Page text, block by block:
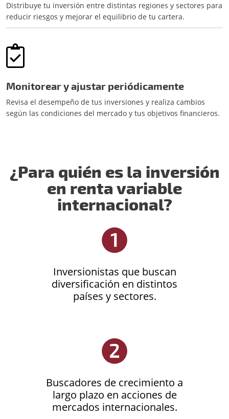
Distribuye tu inversión entre distintas regiones y sectores para
reducir riesgos y mejorar el equilibrio de tu cartera.
Monitorear y ajustar periódicamente
Revisa el desempeño de tus inversiones y realiza cambios
según las condiciones del mercado y tus objetivos financieros.
¿Para quién es la inversión
en renta variable
internacional?
Inversionistas que buscan
diversificación en distintos
países y sectores.
Buscadores de crecimiento a
largo plazo en acciones de
mercados internacionales.